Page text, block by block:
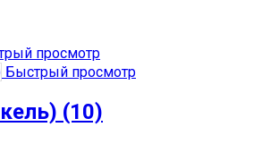
просмотр
Быстрый просмотр
(10)